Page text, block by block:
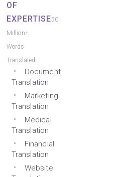
OF
EXPERTISE50
Million+
Words
Translated
Document
Translation
Marketing
Translation
Medical
Translation
Financial
Translation
Website